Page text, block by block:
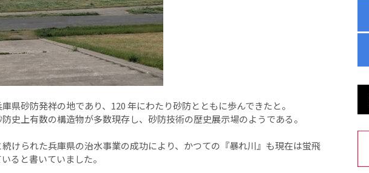
県砂防発祥の地であり、120 年にわたり砂防とともに歩んできたと。
史上有数の構造物が多数現存し、砂防技術の歴史展示場のようである。
けられた兵庫県の治水事業の成功により、かつての『暴れ川』も現在は蛍飛
ると書いていました。